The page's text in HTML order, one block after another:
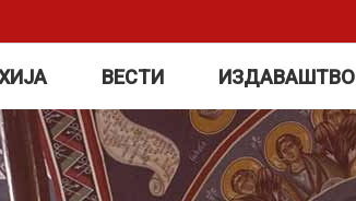
ВЕСТИ ИЗДАВАШТВО